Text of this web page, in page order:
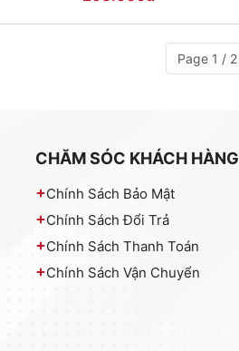
Page 1 / 2
CHĂM SÓC KHÁCH HÀNG
Chính Sách Bảo Mật
Chính Sách Đổi Trả
Chính Sách Thanh Toán
Chính Sách Vận Chuyển